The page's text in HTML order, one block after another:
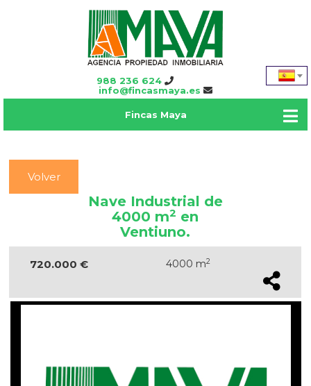
988 236 624
info@fincasmaya.es
Fincas Maya
Volver
Nave Industrial de
4000 m2 en
Ventiuno.
720.000 € 4000 m2